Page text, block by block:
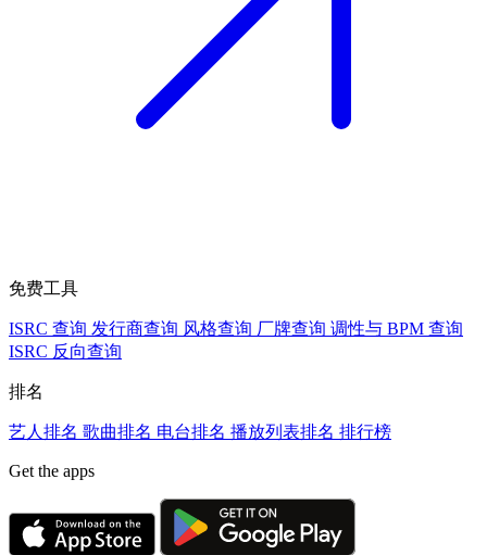
免费工具
ISRC 查询 发行商查询 风格查询 厂牌查询 调性与 BPM 查询
ISRC 反向查询
排名
艺人排名 歌曲排名 电台排名 播放列表排名 排行榜
Get the apps